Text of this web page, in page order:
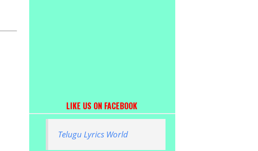
LIKE US ON FACEBOOK
Telugu Lyrics World